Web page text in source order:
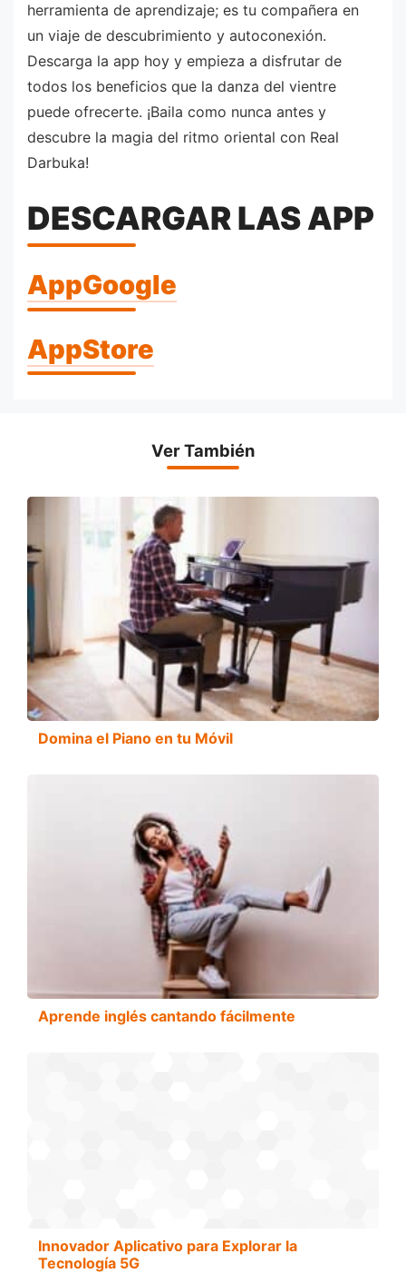
herramienta de aprendizaje; es tu compañera en
un viaje de descubrimiento y autoconexión.
Descarga la app hoy y empieza a disfrutar de
todos los beneficios que la danza del vientre
puede ofrecerte. ¡Baila como nunca antes y
descubre la magia del ritmo oriental con Real
Darbuka!
DESCARGAR LAS APP
AppGoogle
AppStore
Ver También
Domina el Piano en tu Móvil
Aprende inglés cantando fácilmente
Innovador Aplicativo para Explorar la
Tecnología 5G